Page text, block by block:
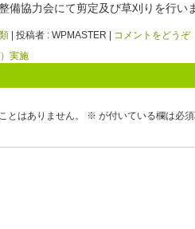
備協力会にて剪定及び草刈りを行い
投稿者 : WPMASTER
コメントをどうぞ
実施
とはありません。 ※ が付いている欄は必